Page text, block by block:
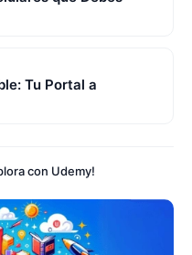
Tu Portal a
con Udemy!